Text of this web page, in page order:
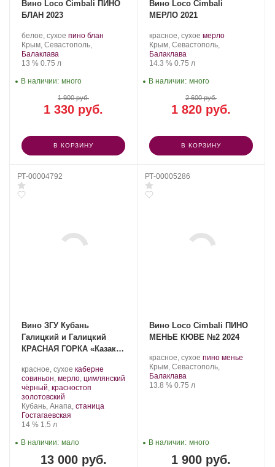
Вино Loco Cimbali ПИНО
БЛАН 2023
Производитель:
Loco
Cimbali
Winery.
белое, сухое .
Сорт
пино блан
Регион:
Крым, Севастополь,
Балаклава
Крепость
13 %. Объем
0.75 л
1 330 руб.
1 900 руб.
В наличии: много
В КОРЗИНУ
Вино Loco Cimbali
МЕРЛО 2021
Производитель:
Loco
Cimbali
Winery.
красное, сухое .
Сорт
мерло.
Регион:
Крым, Севастополь,
Балаклава
Крепость
14.3 %. Объем
0.75 л
1 820 руб.
2 600 руб.
В наличии: много
В КОРЗИНУ
РТ-00004792
Вино ЗГУ Кубань
Галицкий и Галицкий
КРАСНАЯ ГОРКА «Казак»
Производитель:
Галицкий
и
Галицкий.
красное, сухое .
Сорт
винограда:
каберне
совиньон, мерло, цимлянский
чёрный, красностоп
золотовский
Регион:
Кубань, Анапа, станица
Гостагаевская
Крепость
14 %. Объем
1.5 л
13 000 руб.
В наличии: мало
РТ-00005286
Вино Loco Cimbali ПИНО
МЕНЬЕ КЮВЕ №2 2024
Производитель:
Loco
Cimbali
Winery.
красное, сухое .
Сорт
пино менье
Регион:
Крым, Севастополь,
Балаклава
Крепость
13.8 %. Объем
0.75 л
1 900 руб.
В наличии: много